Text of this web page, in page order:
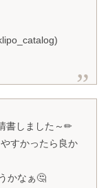
書しました～✏
すかったら良か
かなぁ🤔